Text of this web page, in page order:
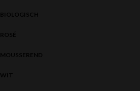
BIOLOGISCH
ROSÉ
MOUSSEREND
WIT